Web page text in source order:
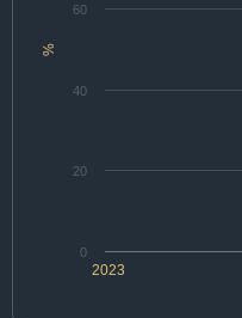
%
2023
0
20
40
60